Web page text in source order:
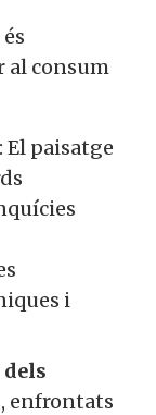
al consum
: El paisatge
i
enfrontats